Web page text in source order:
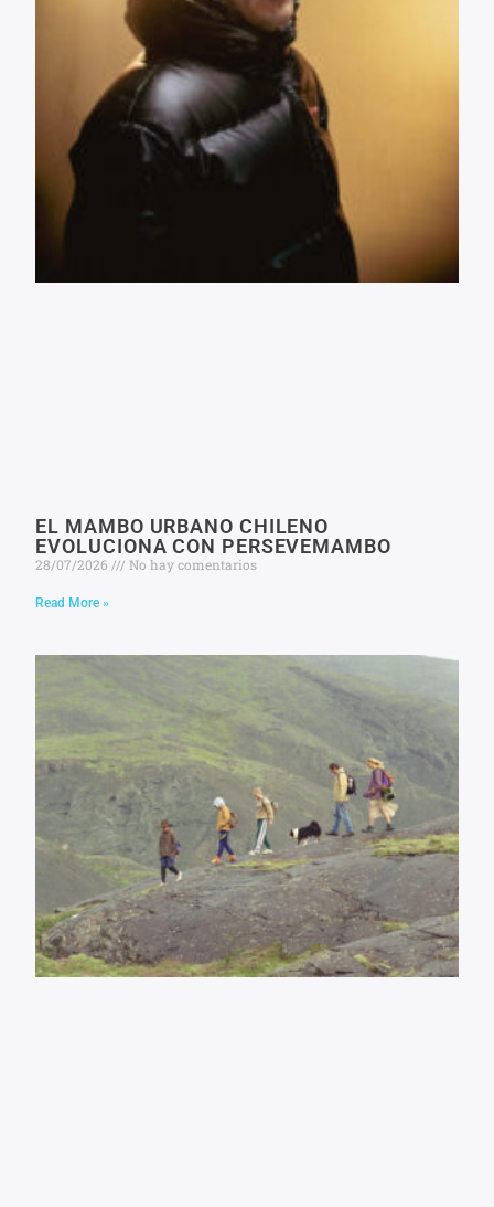
EL MAMBO URBANO CHILENO
EVOLUCIONA CON PERSEVEMAMBO
28/07/2026 No hay comentarios
Read More »